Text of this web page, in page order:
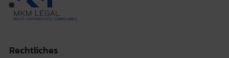
Rechtliches